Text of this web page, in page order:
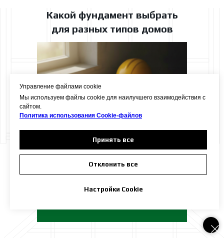
Какой фундамент выбрать
для разных типов домов
Подробнее
Управление файлами cookie
Мы используем файлы cookie для наилучшего взаимодействия с
сайтом.
Политика использования Сookie-файлов
Принять все
Отклонить все
Настройки Cookie